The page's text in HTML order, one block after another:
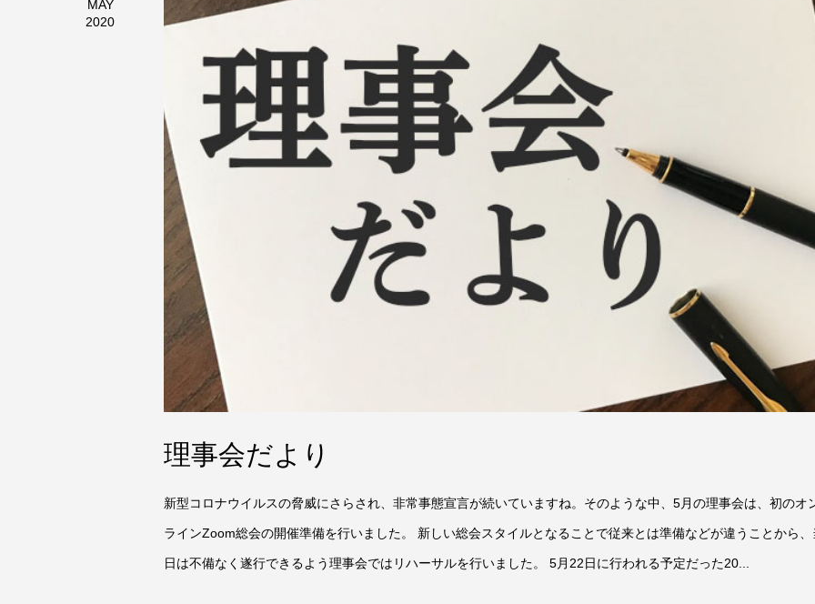
MAY
2020
理事会だより
新型コロナウイルスの脅威にさらされ、非常事態宣言が続いていますね。そのような中、5月の理事会は、初のオ
ラインZoom総会の開催準備を行いました。 新しい総会スタイルとなることで従来とは準備などが違うことから、
日は不備なく遂行できるよう理事会ではリハーサルを行いました。 5月22日に行われる予定だった20...